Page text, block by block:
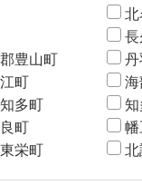
北
長
豊山町
丹
町
海
多町
知
町
幡
栄町
北